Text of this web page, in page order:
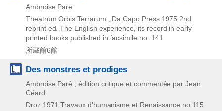
Ambroise Pare
Theatrum Orbis Terrarum , Da Capo Press 1975 2nd
reprint ed. The English experience, its record in early
printed books published in facsimile no. 141
所蔵館6館
Des monstres et prodiges
Ambroise Paré ; édition critique et commentée par Jean
Céard
Droz 1971 Travaux d'humanisme et Renaissance no 115